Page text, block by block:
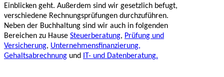
Einblicken geht. Außerdem sind wir gesetzlich befugt,
verschiedene Rechnungsprüfungen durchzuführen.
Neben der Buchhaltung sind wir auch in folgenden
Bereichen zu Hause Steuerberatung, Prüfung und
Versicherung, Unternehmensfinanzierung,
Gehaltsabrechnung und IT- und Datenberatung.